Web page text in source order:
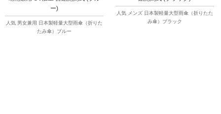
ー)
人気 男女兼用 日本製軽量大型雨傘（折りた
たみ傘）ブルー
人気 メンズ 日本製軽量大型雨傘（折りたた
み傘）ブラック